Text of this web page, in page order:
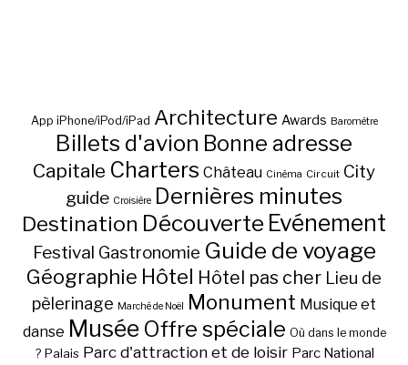
App iPhone/iPod/iPad Architecture Awards Baromètre
Billets d'avion Bonne adresse
Capitale Charters Château Cinéma Circuit City
guide Croisière Dernières minutes
Destination Découverte Evénement
Festival Gastronomie Guide de voyage
Géographie Hôtel Hôtel pas cher Lieu de
pèlerinage Marché de Noël Monument Musique et
danse Musée Offre spéciale Où dans le monde
? Palais Parc d'attraction et de loisir Parc National